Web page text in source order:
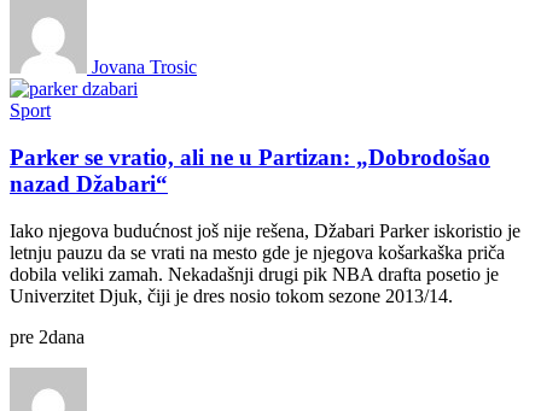
Jovana Trosic
Sport
Parker se vratio, ali ne u Partizan: „Dobrodošao
nazad Džabari“
Iako njegova budućnost još nije rešena, Džabari Parker iskoristio je
letnju pauzu da se vrati na mesto gde je njegova košarkaška priča
dobila veliki zamah. Nekadašnji drugi pik NBA drafta posetio je
Univerzitet Djuk, čiji je dres nosio tokom sezone 2013/14.
pre 2dana